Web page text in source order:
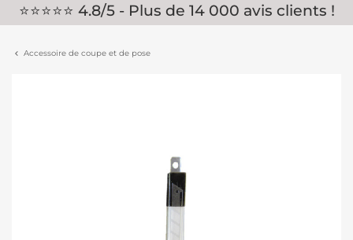
⭐⭐⭐⭐⭐ 4.8/5 - Plus de 14 000 avis clients !
Accessoire de coupe et de pose